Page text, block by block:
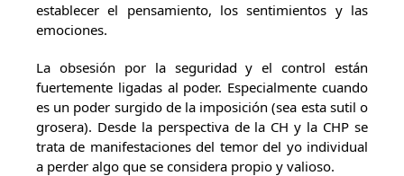
establecer el pensamiento, los sentimientos y las
emociones.
La obsesión por la seguridad y el control están
fuertemente ligadas al poder. Especialmente cuando
es un poder surgido de la imposición (sea esta sutil o
grosera). Desde la perspectiva de la CH y la CHP se
trata de manifestaciones del temor del yo individual
a perder algo que se considera propio y valioso.